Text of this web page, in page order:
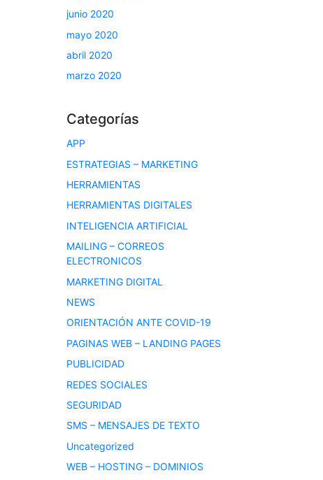
junio 2020
mayo 2020
abril 2020
marzo 2020
Categorías
APP
ESTRATEGIAS – MARKETING
HERRAMIENTAS
HERRAMIENTAS DIGITALES
INTELIGENCIA ARTIFICIAL
MAILING – CORREOS
ELECTRONICOS
MARKETING DIGITAL
NEWS
ORIENTACIÓN ANTE COVID-19
PAGINAS WEB – LANDING PAGES
PUBLICIDAD
REDES SOCIALES
SEGURIDAD
SMS – MENSAJES DE TEXTO
Uncategorized
WEB – HOSTING – DOMINIOS